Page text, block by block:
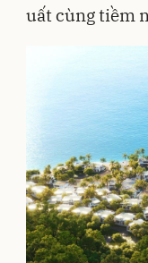
uất cùng tiềm